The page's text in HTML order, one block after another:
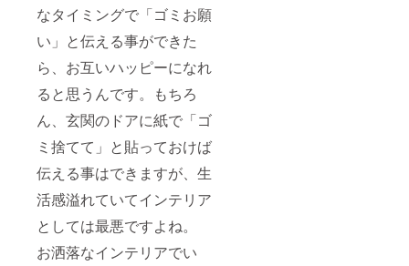
なタイミングで「ゴミお願
い」と伝える事ができた
ら、お互いハッピーになれ
ると思うんです。もちろ
ん、玄関のドアに紙で「ゴ
ミ捨てて」と貼っておけば
伝える事はできますが、生
活感溢れていてインテリア
としては最悪ですよね。
お洒落なインテリアでい